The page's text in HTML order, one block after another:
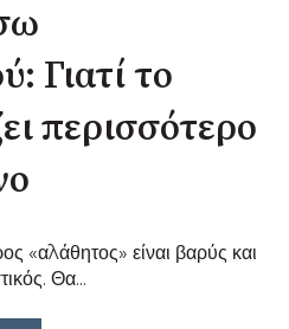
Γιατί το
περισσότερο
«αλάθητος» είναι βαρύς και
Θα...